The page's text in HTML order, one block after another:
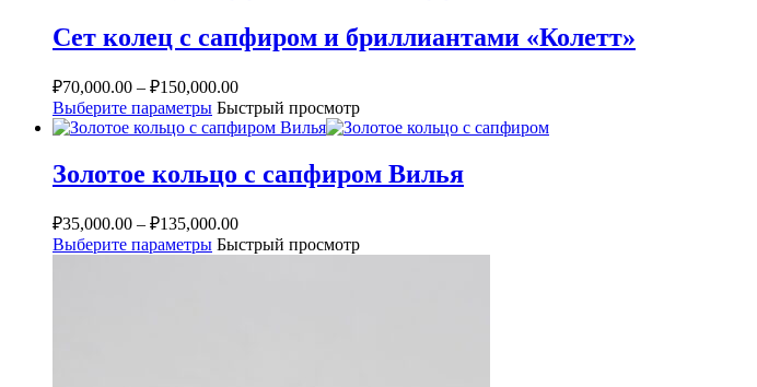
Сет колец с сапфиром и бриллиантами «Колетт»
₽70,000.00 – ₽150,000.00
Выберите параметры Быстрый просмотр
Золотое кольцо с сапфиром Вилья
₽35,000.00 – ₽135,000.00
Выберите параметры Быстрый просмотр